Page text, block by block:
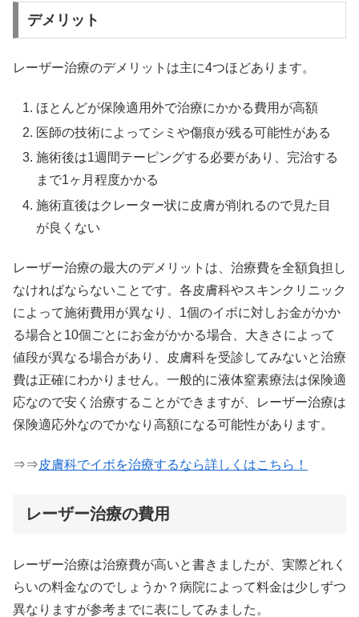
デメリット
レーザー治療のデメリットは主に4つほどあります。
ほとんどが保険適用外で治療にかかる費用が高額
医師の技術によってシミや傷痕が残る可能性がある
施術後は1週間テーピングする必要があり、完治する
まで1ヶ月程度かかる
施術直後はクレーター状に皮膚が削れるので見た目
が良くない
レーザー治療の最大のデメリットは、治療費を全額負担し
なければならないことです。各皮膚科やスキンクリニック
によって施術費用が異なり、1個のイボに対しお金がかか
る場合と10個ごとにお金がかかる場合、大きさによって
値段が異なる場合があり、皮膚科を受診してみないと治療
費は正確にわかりません。一般的に液体窒素療法は保険適
応なので安く治療することができますが、レーザー治療は
保険適応外なのでかなり高額になる可能性があります。
⇒⇒皮膚科でイボを治療するなら詳しくはこちら！
レーザー治療の費用
レーザー治療は治療費が高いと書きましたが、実際どれく
らいの料金なのでしょうか？病院によって料金は少しずつ
異なりますが参考までに表にしてみました。